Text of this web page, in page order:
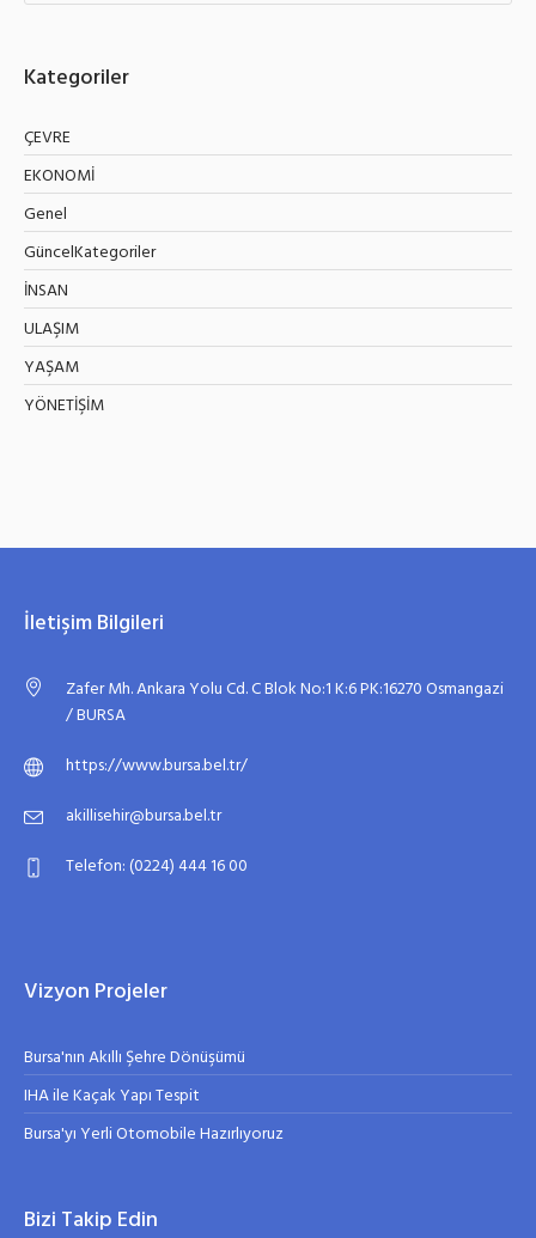
Kategoriler
ÇEVRE
EKONOMİ
Genel
GüncelKategoriler
İNSAN
ULAŞIM
YAŞAM
YÖNETİŞİM
İletişim Bilgileri
Zafer Mh. Ankara Yolu Cd. C Blok No:1 K:6 PK:16270 Osmangazi
/ BURSA
https://www.bursa.bel.tr/
akillisehir@bursa.bel.tr
Telefon: (0224) 444 16 00
Vizyon Projeler
Bursa'nın Akıllı Şehre Dönüşümü
IHA ile Kaçak Yapı Tespit
Bursa'yı Yerli Otomobile Hazırlıyoruz
Bizi Takip Edin